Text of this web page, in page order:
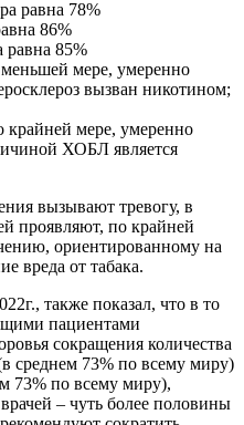
равна 78%
86%
85%
мере, умеренно
вызван никотином;
крайней мере, умеренно
ХОБЛ является
вызывают тревогу, в
проявляют, по крайней
ориентированному на
вреда от табака.
также показал, что в то
пациентами
сокращения количества
среднем 73% по всему миру)
73% по всему миру),
– чуть более половины